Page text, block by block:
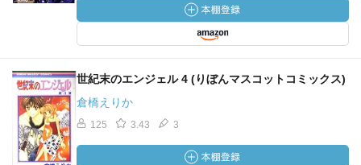
世紀末のエンジェル 4 (りぼんマスコットコミックス)
倉橋えりか
125 3.43 3